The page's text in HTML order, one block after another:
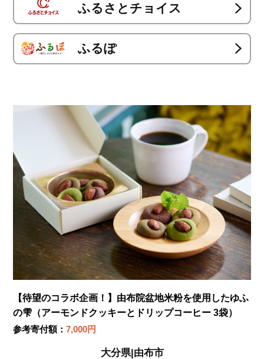
ふるさとチョイス
ふるぽ
【待望のコラボ企画！】由布院盆地米粉を使用したゆふ
の雫（アーモンドクッキーとドリップコーヒー 3袋）
参考寄付額：7,000円
大分県|由布市